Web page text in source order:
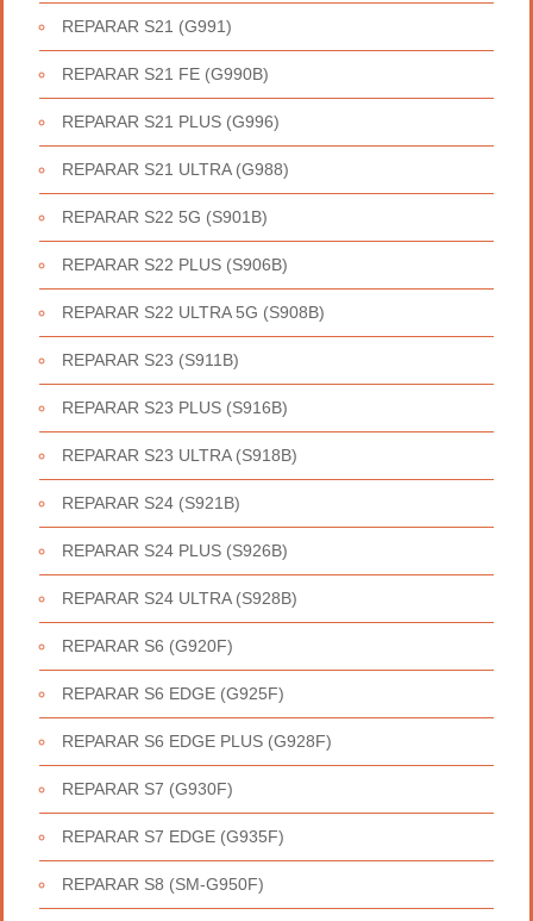
REPARAR S21 (G991)
REPARAR S21 FE (G990B)
REPARAR S21 PLUS (G996)
REPARAR S21 ULTRA (G988)
REPARAR S22 5G (S901B)
REPARAR S22 PLUS (S906B)
REPARAR S22 ULTRA 5G (S908B)
REPARAR S23 (S911B)
REPARAR S23 PLUS (S916B)
REPARAR S23 ULTRA (S918B)
REPARAR S24 (S921B)
REPARAR S24 PLUS (S926B)
REPARAR S24 ULTRA (S928B)
REPARAR S6 (G920F)
REPARAR S6 EDGE (G925F)
REPARAR S6 EDGE PLUS (G928F)
REPARAR S7 (G930F)
REPARAR S7 EDGE (G935F)
REPARAR S8 (SM-G950F)